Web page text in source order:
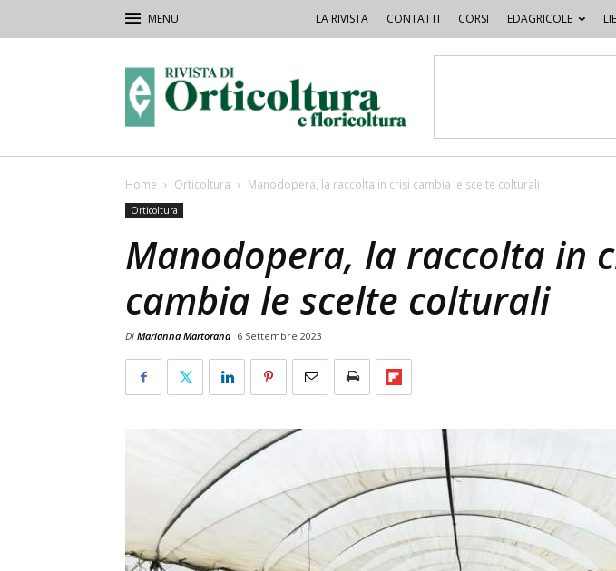
LA RIVISTA CONTATTI CORSI EDAGRICOLE
Orticoltura
Home Orticoltura Manodopera, la raccolta in crisi cambia le scelte colturali
Orticoltura
Manodopera, la raccolta in
cambia le scelte colturali
Di Marianna Martorana 6 Settembre 2023